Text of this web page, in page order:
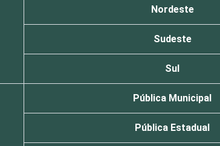
Nordeste
Sudeste
Sul
Pública Municipal
Pública Estadual